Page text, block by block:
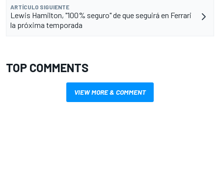
ARTÍCULO SIGUIENTE
Lewis Hamilton, "100% seguro" de que seguirá en Ferrari
la próxima temporada
TOP COMMENTS
VIEW MORE & COMMENT